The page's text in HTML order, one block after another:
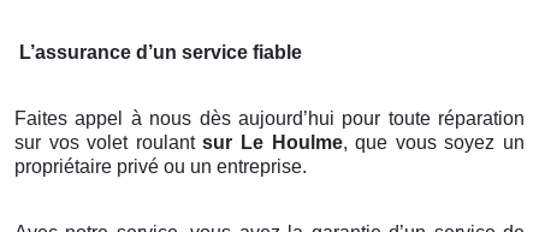
L’assurance d’un service fiable
Faites appel à nous dès aujourd’hui pour toute réparation
sur vos volet roulantsur Le Houlme, que vous soyez un
propriétaire privé ou un entreprise.